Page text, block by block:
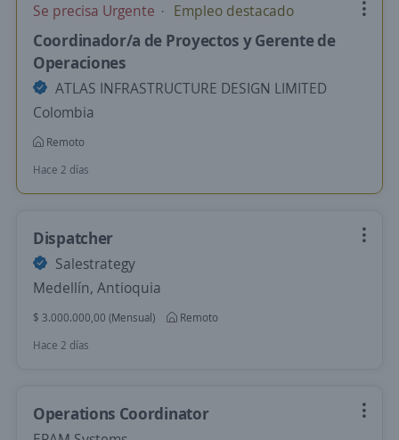
Se precisa Urgente Empleo destacado
Coordinador/a de Proyectos y Gerente de
Operaciones
ATLAS INFRASTRUCTURE DESIGN LIMITED
Colombia
Remoto
Hace 2 días
Dispatcher
Salestrategy
Medellín, Antioquia
$ 3.000.000,00 (Mensual)
Remoto
Hace 2 días
Operations Coordinator